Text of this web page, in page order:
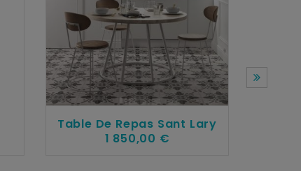
Table De Repas Sant Lary
1 850,00 €